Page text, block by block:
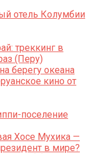
отель Колумбии
треккинг в
(Перу)
берегу океана
кино от
поселение
Хосе Мухика —
в мире?